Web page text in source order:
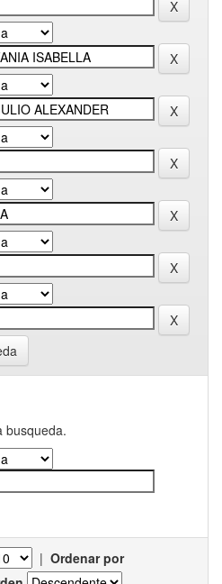
busqueda.
| Ordenar por